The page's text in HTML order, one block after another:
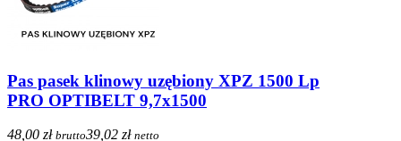
Pas pasek klinowy uzębiony XPZ 1500 Lp
PRO OPTIBELT 9,7x1500
48,00 zł brutto39,02 zł netto